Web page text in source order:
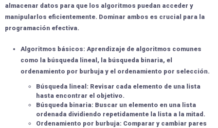
almacenar datos para que los algoritmos puedan acceder y
manipularlos eficientemente. Dominar ambos es crucial para la
programación efectiva.
Algoritmos básicos: Aprendizaje de algoritmos comunes
como la búsqueda lineal, la búsqueda binaria, el
ordenamiento por burbuja y el ordenamiento por selección.
Búsqueda lineal: Revisar cada elemento de una lista
hasta encontrar el objetivo.
Búsqueda binaria: Buscar un elemento en una lista
ordenada dividiendo repetidamente la lista a la mitad.
Ordenamiento por burbuja: Comparar y cambiar pares